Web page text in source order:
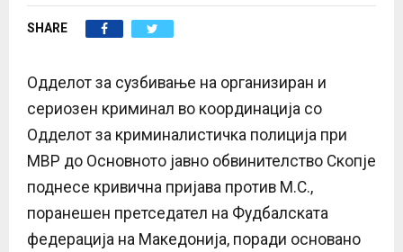
E
N
U
SHARE
Одделот за сузбивање на организиран и
сериозен криминал во координација со
Одделот за криминалистичка полиција при
МВР до Основното јавно обвинителство Скопје
поднесе кривична пријава против М.С.,
поранешен претседател на Фудбалската
федерација на Македонија, поради основано